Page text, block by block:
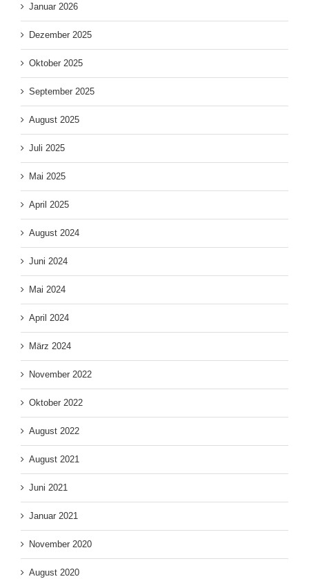
Januar 2026
Dezember 2025
Oktober 2025
September 2025
August 2025
Juli 2025
Mai 2025
April 2025
August 2024
Juni 2024
Mai 2024
April 2024
März 2024
November 2022
Oktober 2022
August 2022
August 2021
Juni 2021
Januar 2021
November 2020
August 2020